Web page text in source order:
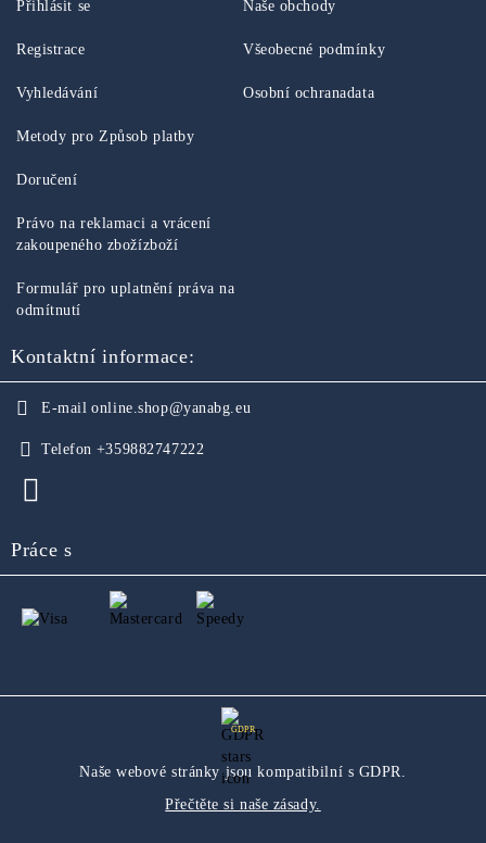
Přihlásit se
Registrace
Vyhledávání
Naše obchody
Všeobecné podmínky
Osobní ochranadata
Metody pro Způsob platby
Doručení
Právo na reklamaci a vrácení
zakoupeného zbožízboží
Formulář pro uplatnění práva na
odmítnutí
Kontaktní informace:
E-mail online.shop@yanabg.eu
Telefon +359882747222
Práce s
GDPR
Naše webové stránky jsou kompatibilní s GDPR.
Přečtěte si naše zásady.